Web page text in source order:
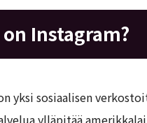
Instagram?
yksi sosiaalisen
ylläpitää